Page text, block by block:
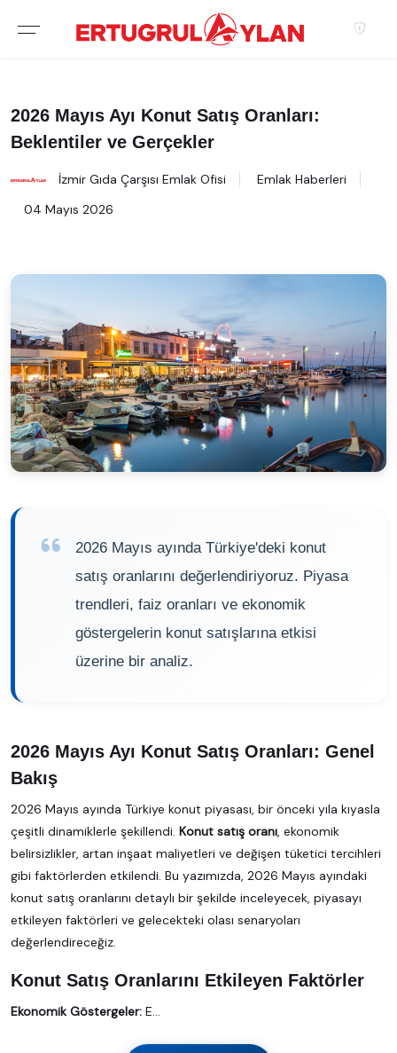
2026 Mayıs Ayı Konut Satış Oranları:
Beklentiler ve Gerçekler
İzmir Gıda Çarşısı Emlak Ofisi
Emlak Haberleri
04 Mayıs 2026
2026 Mayıs ayında Türkiye'deki konut
satış oranlarını değerlendiriyoruz. Piyasa
trendleri, faiz oranları ve ekonomik
göstergelerin konut satışlarına etkisi
üzerine bir analiz.
2026 Mayıs Ayı Konut Satış Oranları: Genel
Bakış
2026 Mayıs ayında Türkiye konut piyasası, bir önceki yıla kıyasla
çeşitli dinamiklerle şekillendi. Konut satış oranı , ekonomik
belirsizlikler, artan inşaat maliyetleri ve değişen tüketici tercihleri
gibi faktörlerden etkilendi. Bu yazımızda, 2026 Mayıs ayındaki
konut satış oranlarını detaylı bir şekilde inceleyecek, piyasayı
etkileyen faktörleri ve gelecekteki olası senaryoları
değerlendireceğiz.
Konut Satış Oranlarını Etkileyen Faktörler
Ekonomik Göstergeler: E...
Hakkımızda
EMLAK SITELERIMIZ
EMLAK OFISLERIMIZ